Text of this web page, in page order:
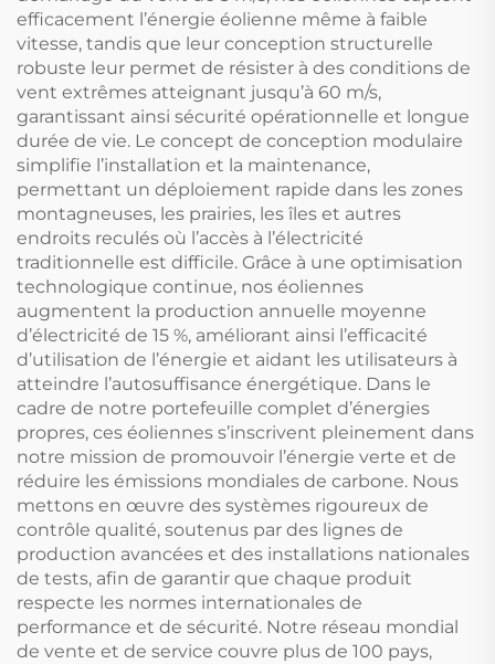
efficacement l’énergie éolienne même à faible
vitesse, tandis que leur conception structurelle
robuste leur permet de résister à des conditions de
vent extrêmes atteignant jusqu’à 60 m/s,
garantissant ainsi sécurité opérationnelle et longue
durée de vie. Le concept de conception modulaire
simplifie l’installation et la maintenance,
permettant un déploiement rapide dans les zones
montagneuses, les prairies, les îles et autres
endroits reculés où l’accès à l’électricité
traditionnelle est difficile. Grâce à une optimisation
technologique continue, nos éoliennes
augmentent la production annuelle moyenne
d’électricité de 15 %, améliorant ainsi l’efficacité
d’utilisation de l’énergie et aidant les utilisateurs à
atteindre l’autosuffisance énergétique. Dans le
cadre de notre portefeuille complet d’énergies
propres, ces éoliennes s’inscrivent pleinement dans
notre mission de promouvoir l’énergie verte et de
réduire les émissions mondiales de carbone. Nous
mettons en œuvre des systèmes rigoureux de
contrôle qualité, soutenus par des lignes de
production avancées et des installations nationales
de tests, afin de garantir que chaque produit
respecte les normes internationales de
performance et de sécurité. Notre réseau mondial
de vente et de service couvre plus de 100 pays,